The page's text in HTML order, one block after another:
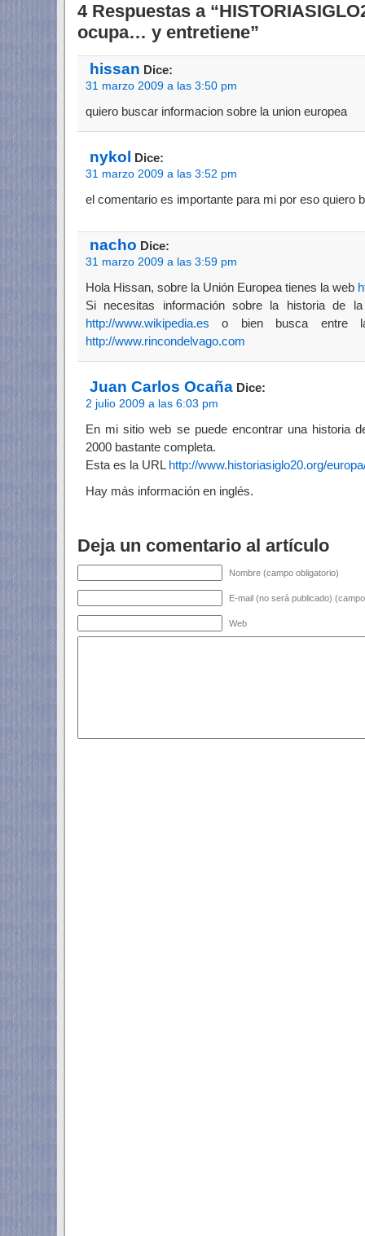
4 Respuestas a
ocupa… y entretiene”
hissan Dice:
31 marzo 2009 a las 3:50 pm
quiero buscar informacion sobre la union europea
nykol Dice:
31 marzo 2009 a las 3:52 pm
el comentario es importante para mi por eso quiero
nacho Dice:
31 marzo 2009 a las 3:59 pm
Hola Hissan, sobre la Unión Europea tienes la web
Si necesitas información sobre la historia de
http://www.wikipedia.es o bien busca entre
http://www.rincondelvago.com
Juan Carlos Ocaña Dice:
2 julio 2009 a las 6:03 pm
En mi sitio web se puede encontrar una historia
2000 bastante completa.
Esta es la URL http://www.historiasiglo20.org/
Hay más información en inglés.
Deja un comentario al artículo
Nombre (campo obligatorio)
E-mail (no será publicado)
Web